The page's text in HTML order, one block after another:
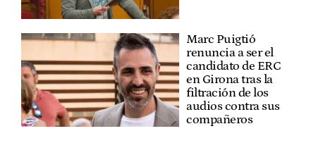
Marc Puigtió
renuncia a ser el
candidato de ERC
en Girona tras la
filtración de los
audios contra sus
compañeros